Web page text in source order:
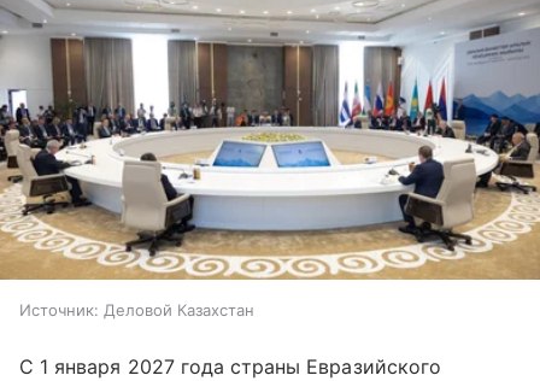
Источник: Деловой Казахстан
С 1 января 2027 года страны Евразийского